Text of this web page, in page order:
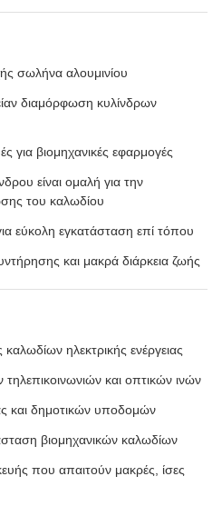
σωλήνα αλουμινίου
διαμόρφωση κυλίνδρων
για βιομηχανικές εφαρμογές
είναι ομαλή για την
του καλωδίου
εύκολη εγκατάσταση επί τόπου
και μακρά διάρκεια ζωής
ηλεκτρικής ενέργειας
και οπτικών ινών
και δημοτικών υποδομών
βιομηχανικών καλωδίων
που απαιτούν μακρές, ίσες